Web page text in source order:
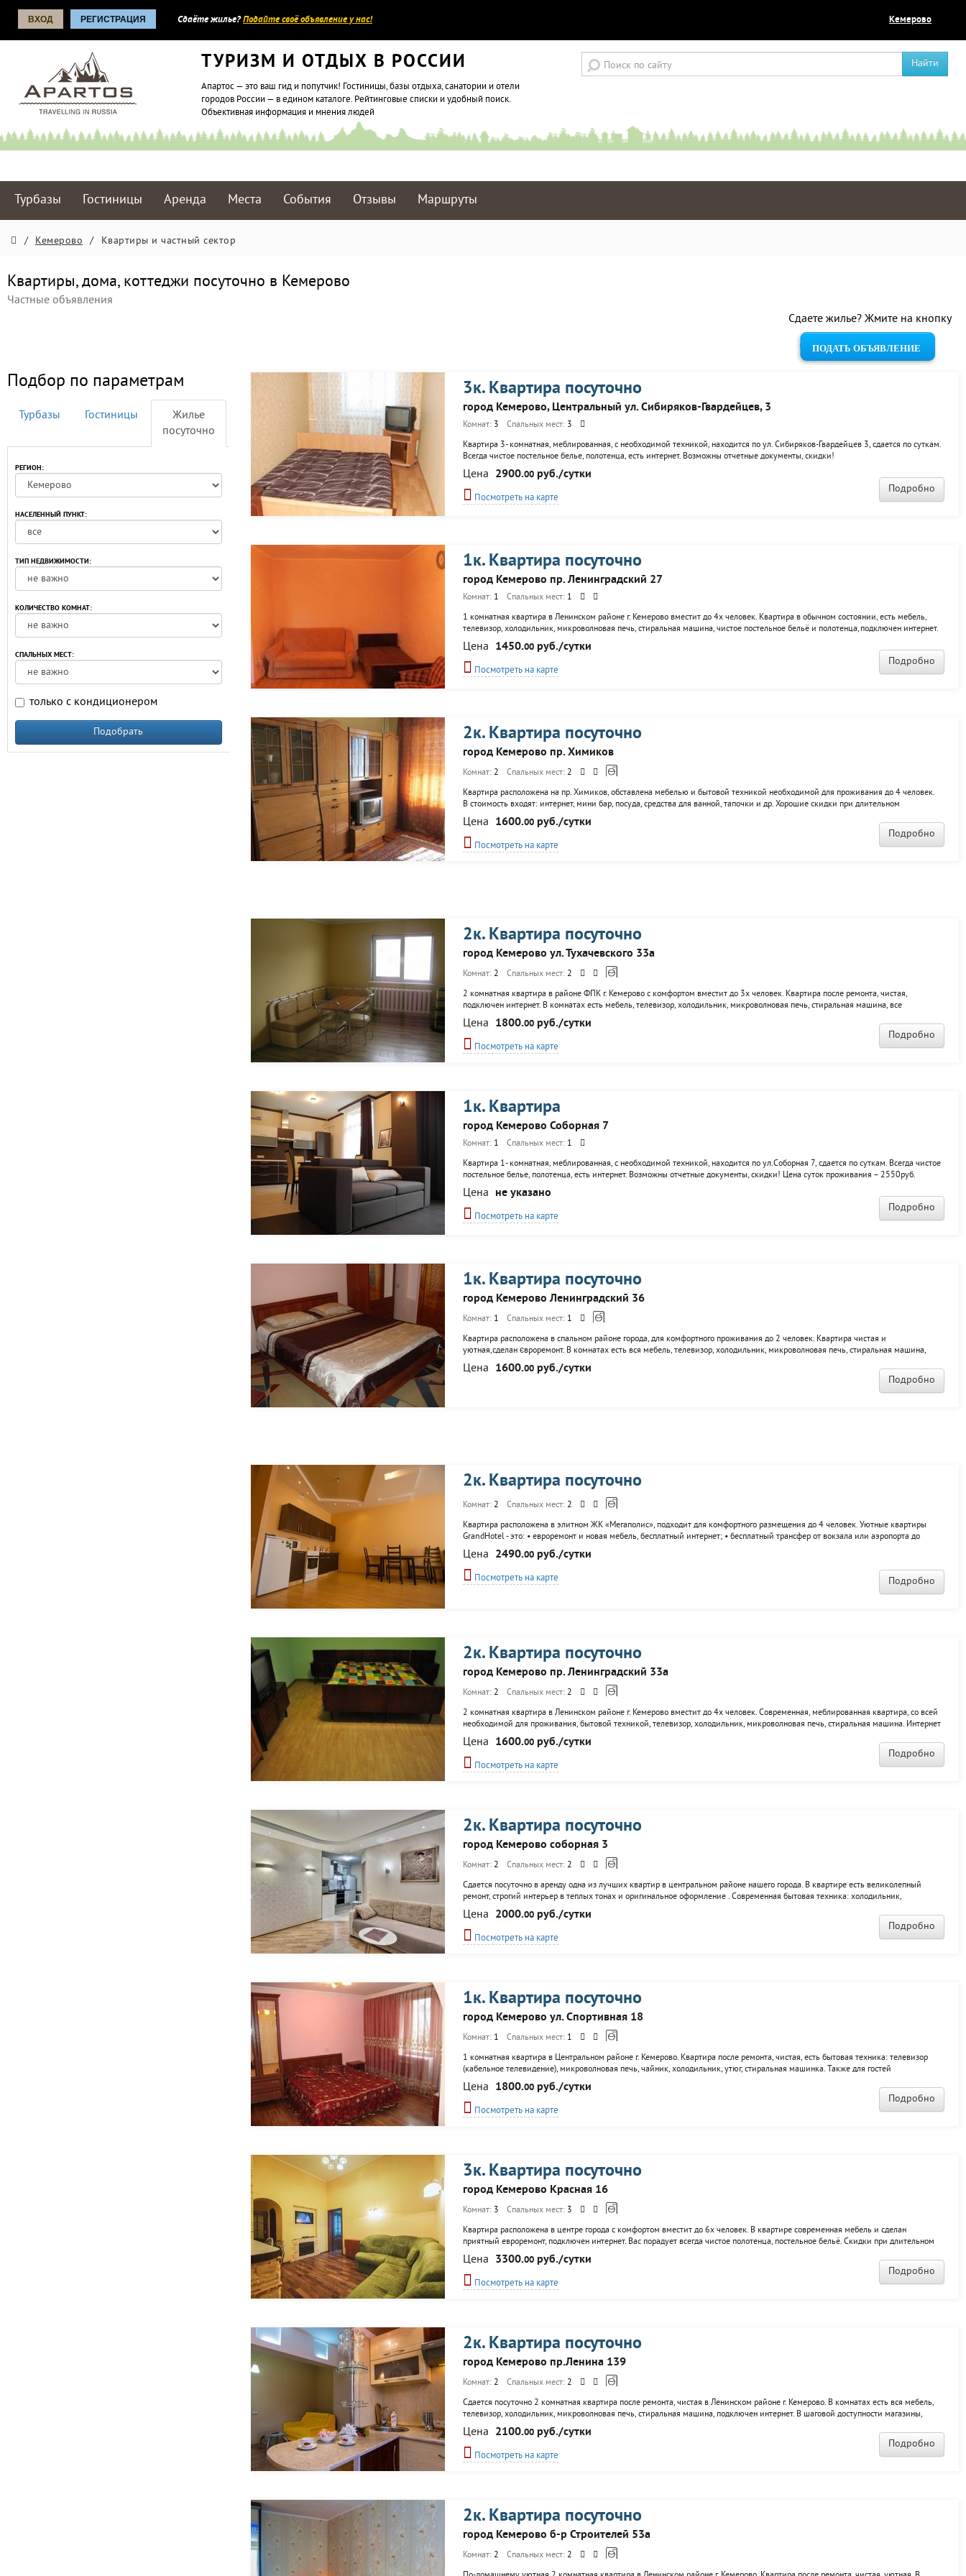
ВХОД РЕГИСТРАЦИЯ Сдаёте жилье?Подайте своё объявление у нас! Кемерово
ТУРИЗМ И ОТДЫХ В РОССИИ
Апартос — это ваш гид и попутчик! Гостиницы, базы отдыха, санатории и отели
городов России — в едином каталоге. Рейтинговые списки и удобный поиск.
Объективная информация и мнения людей
Найти
Турбазы Гостиницы Аренда Места События Отзывы Маршруты
/ Кемерово / Квартиры и частный сектор
Квартиры, дома, коттеджи посуточно в Кемерово
Частные объявления
Сдаете жилье? Жмите на кнопку
ПОДАТЬ ОБЪЯВЛЕНИЕ
Подбор по параметрам
Турбазы Гостиницы
Жилье
посуточно
РЕГИОН:
НАСЕЛЕННЫЙ ПУНКТ:
ТИП НЕДВИЖИМОСТИ:
КОЛИЧЕСТВО КОМНАТ:
СПАЛЬНЫХ МЕСТ:
только с кондиционером
Подобрать
3к. Квартира посуточно
город Кемерово, Центральный ул. Сибиряков-Гвардейцев, 3
Комнат: 3 Спальных мест: 3
Квартира 3- комнатная, меблированная, с необходимой техникой, находится по ул. Сибиряков-Гвардейцев 3, сдается по суткам.
Всегда чистое постельное белье, полотенца, есть интернет. Возможны отчетные документы, скидки!
Цена 2900.00руб./сутки
Посмотреть на карте
Подробно
1к. Квартира посуточно
город Кемерово пр. Ленинградский 27
Комнат: 1 Спальных мест: 1
1 комнатная квартира в Ленинском районе г. Кемерово вместит до 4х человек. Квартира в обычном состоянии, есть мебель,
телевизор, холодильник, микроволновая печь, стиральная машина, чистое постельное бельё и полотенца,подключен интернет.
Нет ничего лишнего, в квартире чисто и тепло.
Цена 1450.00руб./сутки
Посмотреть на карте
Подробно
2к. Квартира посуточно
город Кемерово пр. Химиков
Комнат: 2 Спальных мест: 2
Квартира расположена на пр. Химиков, обставлена мебелью и бытовой техникой необходимой для проживания до 4 человек.
В стоимость входят: интернет, мини бар, посуда, средства для ванной, тапочки и др. Хорошие скидки при длительном
размещении, отчетность.
Цена 1600.00руб./сутки
Посмотреть на карте
Подробно
2к. Квартира посуточно
город Кемерово ул. Тухачевского 33а
Комнат: 2 Спальных мест: 2
2 комнатная квартира в районе ФПК г. Кемерово с комфортом вместит до 3х человек. Квартира после ремонта, чистая,
подключен интернет. В комнатах есть мебель, телевизор, холодильник, микроволновая печь, стиральная машина, все
необходимое для комфортного проживания.
Цена 1800.00руб./сутки
Посмотреть на карте
Подробно
1к. Квартира
город Кемерово Соборная 7
Комнат: 1 Спальных мест: 1
Квартира 1- комнатная, меблированная, с необходимой техникой, находится по ул.Соборная 7, сдается по суткам. Всегда чистое
постельное белье, полотенца, есть интернет. Возможны отчетные документы, скидки! Цена суток проживания – 2550руб.
Цена не указано
Посмотреть на карте
Подробно
1к. Квартира посуточно
город Кемерово Ленинградский 36
Комнат: 1 Спальных мест: 1
Квартира расположена в спальном районе города, для комфортного проживания до 2 человек. Квартира чистая и
уютная,сделан євроремонт. В комнатах есть вся мебель, телевизор, холодильник, микроволновая печь, стиральная машина,
подключен интернет, есть все средства личной гигиены.
Цена 1600.00руб./сутки
Подробно
2к. Квартира посуточно
Комнат: 2 Спальных мест: 2
Квартира расположена в элитном ЖК «Мегаполис», подходит для комфортного размещения до 4 человек. Уютные квартиры
GrandHotel - это: • евроремонт и новая мебель, бесплатный интернет; • бесплатный трансфер от вокзала или аэропорта до
гостиницы; • спа-набор для ванной и средства личной гигиены включены в стоимость; • бесплатная круглосуточная линия
поддержки и личный менеджер. Цена квартиры за...
Цена 2490.00руб./сутки
Посмотреть на карте Подробно
2к. Квартира посуточно
город Кемерово пр. Ленинградский 33а
Комнат: 2 Спальных мест: 2
2 комнатная квартира в Ленинском районе г. Кемерово вместит до 4х человек. Современная, меблированная квартира, со всей
необходимой для проживания, бытовой техникой, телевизор, холодильник, микроволновая печь, стиральная машина. Интернет
Wi-Fi, кабельное телевидение. Нет ничего лишнего, в квартире очень чисто и тепло.
Цена 1600.00руб./сутки
Посмотреть на карте
Подробно
2к. Квартира посуточно
город Кемерово соборная 3
Комнат: 2 Спальных мест: 2
Сдается посуточно в аренду одна из лучших квартир в центральном районе нашего города. В квартире есть великолепный
ремонт, строгий интерьер в теплых тонах и оригинальное оформление . Современная бытовая техника: холодильник,
электрическая плита, электрический чайник, фен . Мы предоставляем чистое постельное белье, полотенца, документы для
отчетности.
Цена 2000.00руб./сутки
Посмотреть на карте
Подробно
1к. Квартира посуточно
город Кемерово ул. Спортивная 18
Комнат: 1 Спальных мест: 1
1 комнатная квартира в Центральном районе г. Кемерово. Квартира после ремонта, чистая, есть бытовая техника: телевизор
(кабельное телевидение), микроволновая печь, чайник, холодильник, утюг, стиральная машинка. Также для гостей
предоставляется: возможность выхода в интернет (WiFi), гладильная доска, посуда, комплект чистого постельного белья,
полотенце, столовые приборы
Цена 1800.00руб./сутки
Посмотреть на карте
Подробно
3к. Квартира посуточно
город Кемерово Красная 16
Комнат: 3 Спальных мест: 3
Квартира расположена в центре города с комфортом вместит до 6х человек. В квартире современная мебель и сделан
приятный евроремонт, подключен интернет. Вас порадует всегда чистое полотенца, постельное бельё. Скидки при длительном
проживании! Отчетность командировочным!
Цена 3300.00руб./сутки
Посмотреть на карте
Подробно
2к. Квартира посуточно
город Кемерово пр.Ленина 139
Комнат: 2 Спальных мест: 2
Сдается посуточно 2 комнатная квартира после ремонта, чистая в Ленинском районе г. Кемерово. В комнатах есть вся мебель,
телевизор, холодильник, микроволновая печь, стиральная машина, подключен интернет. В шаговой доступности магазины,
остановки общественного транспорта, кафе. В нашых квартирах вы будете чуствовать себя как дома.
Цена 2100.00руб./сутки
Посмотреть на карте
Подробно
2к. Квартира посуточно
город Кемерово б-р Строителей 53а
Комнат: 2 Спальных мест: 2